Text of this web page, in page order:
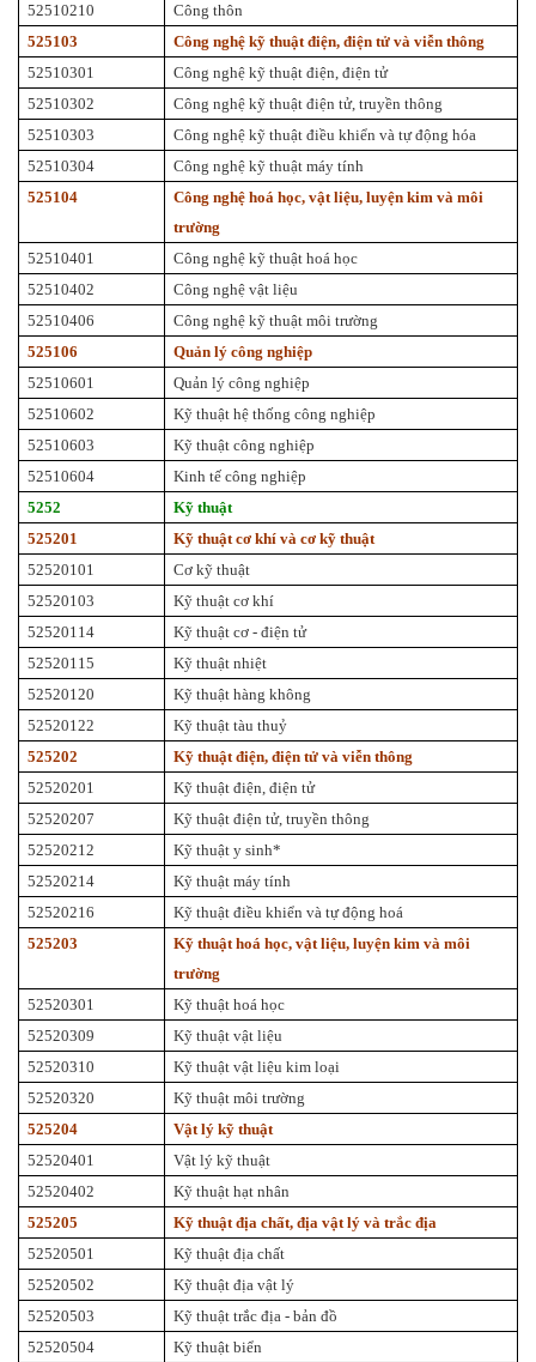
52510210
Công thôn
525103
Công nghệ kỹ thuật điện, điện tử và viễn thông
52510301
Công nghệ kỹ thuật điện, điện tử
52510302
Công nghệ kỹ thuật điện tử, truyền thông
52510303
Công nghệ kỹ thuật điều khiển và tự động hóa
52510304
Công nghệ kỹ thuật máy tính
525104
Công nghệ hoá học, vật liệu, luyện kim và môi
trường
52510401
Công nghệ kỹ thuật hoá học
52510402
Công nghệ vật liệu
52510406
Công nghệ kỹ thuật môi trường
525106
Quản lý công nghiệp
52510601
Quản lý công nghiệp
52510602
Kỹ thuật hệ thống công nghiệp
52510603
Kỹ thuật công nghiệp
52510604
Kinh tế công nghiệp
5252
Kỹ thuật
525201
Kỹ thuật cơ khí và cơ kỹ thuật
52520101
Cơ kỹ thuật
52520103
Kỹ thuật cơ khí
52520114
Kỹ thuật cơ - điện tử
52520115
Kỹ thuật nhiệt
52520120
Kỹ thuật hàng không
52520122
Kỹ thuật tàu thuỷ
525202
Kỹ thuật điện, điện tử và viễn thông
52520201
Kỹ thuật điện, điện tử
52520207
Kỹ thuật điện tử, truyền thông
52520212
Kỹ thuật y sinh*
52520214
Kỹ thuật máy tính
52520216
Kỹ thuật điều khiển và tự động hoá
525203
Kỹ thuật hoá học, vật liệu, luyện kim và môi
trường
52520301
Kỹ thuật hoá học
52520309
Kỹ thuật vật liệu
52520310
Kỹ thuật vật liệu kim loại
52520320
Kỹ thuật môi trường
525204
Vật lý kỹ thuật
52520401
Vật lý kỹ thuật
52520402
Kỹ thuật hạt nhân
525205
Kỹ thuật địa chất, địa vật lý và trắc địa
52520501
Kỹ thuật địa chất
52520502
Kỹ thuật địa vật lý
52520503
Kỹ thuật trắc địa - bản đồ
52520504
Kỹ thuật biển